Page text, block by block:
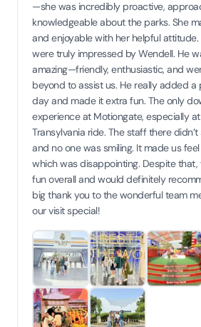
—she was incredibly proactive,
knowledgeable about the parks. She
and enjoyable with her helpful attitude.
were truly impressed by Wendell. He
amazing—friendly, enthusiastic, and
beyond to assist us. He really added a
day and made it extra fun. The only
experience at Motiongate, especially
Transylvania ride. The staff there
and no one was smiling. It made us
which was disappointing. Despite
fun overall and would definitely
big thank you to the wonderful team
our visit special!